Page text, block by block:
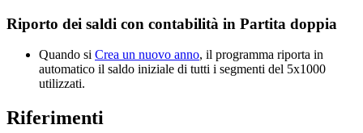
Riporto dei saldi con contabilità in Partita doppia
Quando si Crea un nuovo anno, il programma riporta in
automatico il saldo iniziale di tutti i segmenti del 5x1000
utilizzati.
Riferimenti